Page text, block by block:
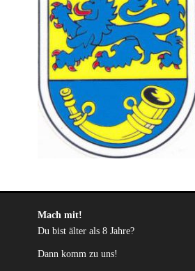
Mach mit!
Du bist älter als 8 Jahre?
Dann komm zu uns!